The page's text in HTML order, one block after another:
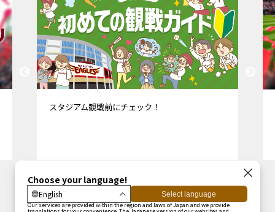
楽天モバイル 最強パーク宮城は完全キャッシュ